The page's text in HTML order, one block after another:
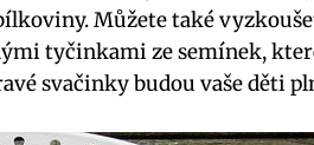
Můžete také
tyčinkami ze semínek,
svačinky budou vaše děti